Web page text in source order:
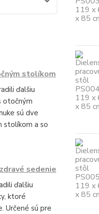
stolíkom
ďalšiu
otočným
sú dve
stolíkom a so
sedenie
ďalšiu
ktoré
Určené sú pre